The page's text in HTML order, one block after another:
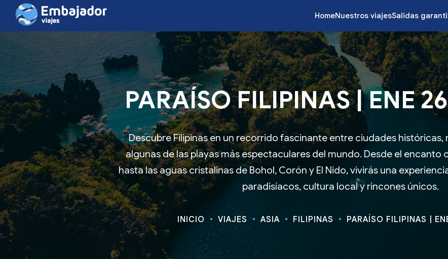
HomeNuestros viajesSalidas
PARAÍSO FILIPINAS | ENE
Descubre Filipinas en un recorrido fascinante entre ciudades históricas,
algunas de las playas más espectaculares del mundo. Desde el encanto
hasta las aguas cristalinas de Bohol, Corón y El Nido, vivirás una
paradisíacos, cultura local y rincones únicos.
INICIO VIAJES ASIA FILIPINAS PARAÍSO FILIPINAS |